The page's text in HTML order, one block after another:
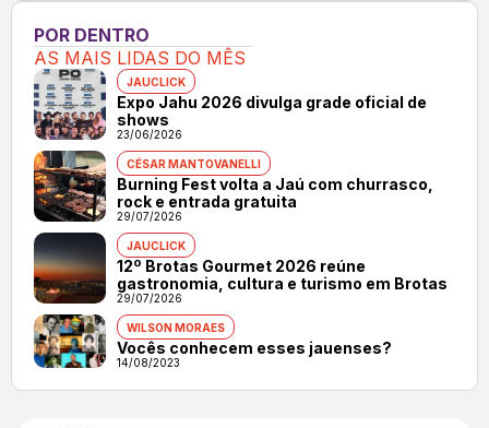
POR DENTRO
AS MAIS LIDAS DO MÊS
JAUCLICK
Expo Jahu 2026 divulga grade oficial de
shows
23/06/2026
CÉSAR MANTOVANELLI
Burning Fest volta a Jaú com churrasco,
rock e entrada gratuita
29/07/2026
JAUCLICK
12º Brotas Gourmet 2026 reúne
gastronomia, cultura e turismo em Brotas
29/07/2026
WILSON MORAES
Vocês conhecem esses jauenses?
14/08/2023